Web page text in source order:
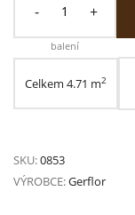
- +
balení
Celkem 4.71 m2
SKU:0853
VÝROBCE:Gerflor